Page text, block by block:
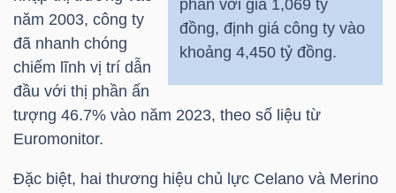
phần với giá 1,069 tỷ
đồng, định giá công ty vào
khoảng 4,450 tỷ đồng.
năm 2003, công ty
đã nhanh chóng
chiếm lĩnh vị trí dẫn
đầu với thị phần ấn
tượng 46.7% vào năm 2023, theo số liệu từ
Euromonitor.
Đặc biệt, hai thương hiệu chủ lực Celano và Merino
VIETSTOCKFINANCE
VĨ
MÔ